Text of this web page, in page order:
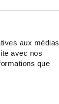
aux médias
avec nos
que